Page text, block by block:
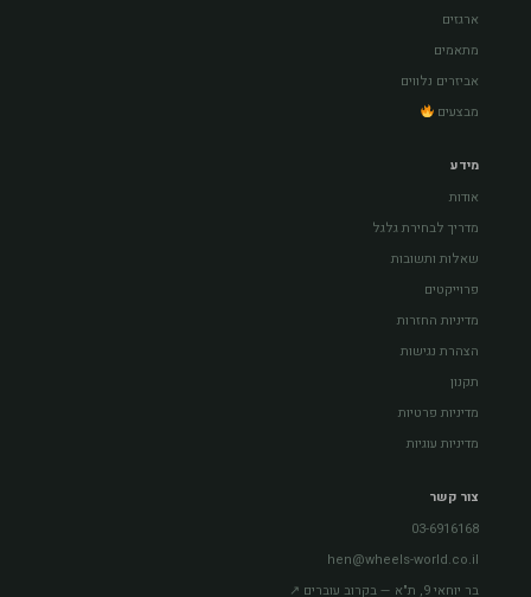
ארגזים
מתאמים
אביזרים נלווים
מבצעים
מידע
אודות
מדריך לבחירת גלגל
שאלות ותשובות
פרוייקטים
מדיניות החזרות
הצהרת נגישות
תקנון
מדיניות פרטיות
מדיניות עוגיות
צור קשר
03-6916168
hen@wheels-world.co.il
בר יוחאי 9, ת"א — בקרוב עוברים ↗